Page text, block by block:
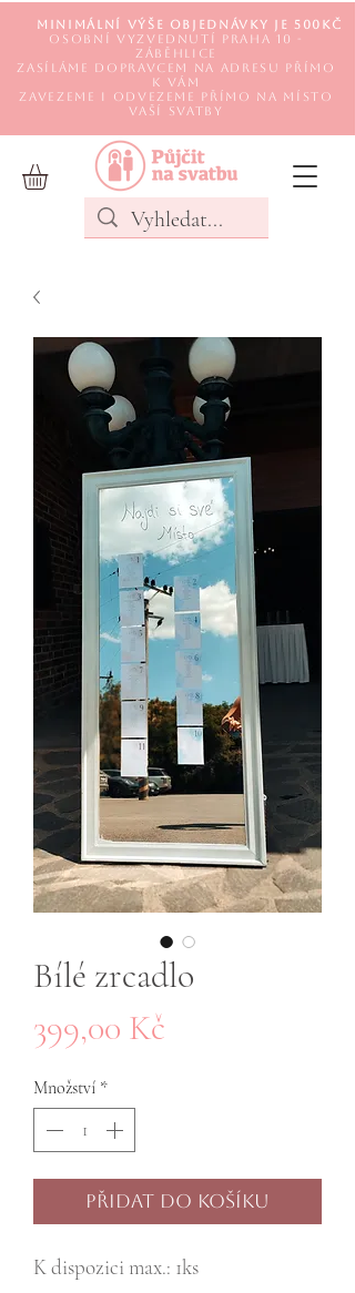
Minimální výše objednávky je 500Kč
Osobní vyzvednutí Praha 10 -
Záběhlice
Zasíláme DOPRAVCEM na adresu přímo
k Vám
Zavezeme i odvezeme přímo na místo
Vaší svatby
Bílé zrcadlo
399,00 Kč
Množství *
Přidat do košíku
K dispozici max.: 1ks